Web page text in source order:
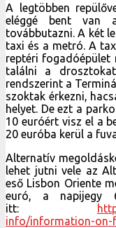
A legtöbben
eléggé bent van
továbbutazni. A két
taxi és a metró. A
reptéri fogadóépület
találni a
rendszerint a
szoktak érkezni,
helyet. De ezt a
10 euróért visz el a
20 euróba kerül a
Alternatív
lehet jutni vele az
eső Lisbon Oriente
euró, a napijegy
itt:
info/information-on-